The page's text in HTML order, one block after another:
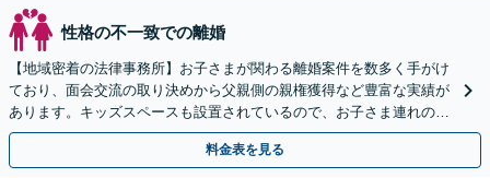
性格の不一致での離婚
【地域密着の法律事務所】お子さまが関わる離婚案件を数多く手がけ
ており、面会交流の取り決めから父親側の親権獲得など豊富な実績が
あります。キッズスペースも設置されているので、お子さま連れの方
も安心してご相談にいらしてください【WEB面談対応】
料金表を見る